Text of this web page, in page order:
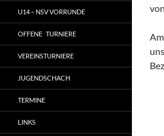
von
U14 – NSV VORRUNDE
OFFENE TURNIERE
VEREINSTURNIERE
JUGENDSCHACH
TERMINE
LINKS